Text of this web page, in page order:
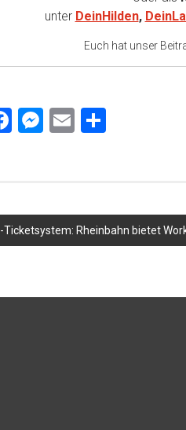
unter DeinHilden,
Euch hat unser
Facebook
Messenger
Email
Ticketsystem: Rheinbahn bietet